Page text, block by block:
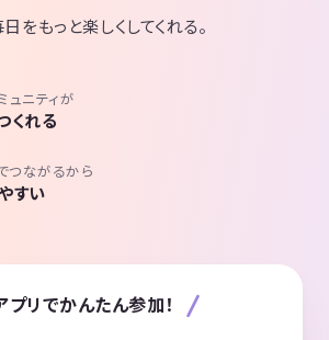
をもっと楽しくしてくれる。
ュニティが
くれる
つながるから
すい
プリでかんたん参加！